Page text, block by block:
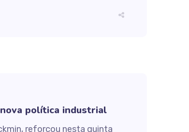
política industrial
reforçou nesta quinta